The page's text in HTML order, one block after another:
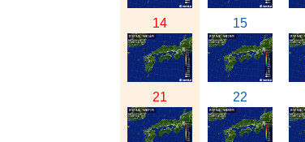
14 15
21 22